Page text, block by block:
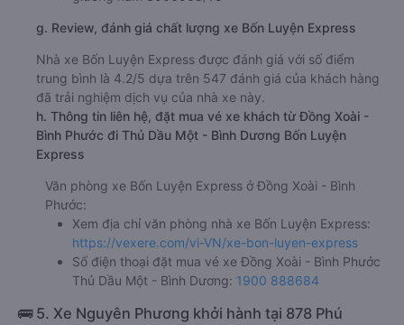
g. Review, đánh giá chất lượng xe Bốn Luyện Express
Nhà xe Bốn Luyện Express được đánh giá với số điểm
trung bình là 4.2/5 dựa trên 547 đánh giá của khách hàng
đã trải nghiệm dịch vụ của nhà xe này.
h. Thông tin liên hệ, đặt mua vé xe khách từ Đồng Xoài -
Bình Phước đi Thủ Dầu Một - Bình Dương Bốn Luyện
Express
Văn phòng xe Bốn Luyện Express ở Đồng Xoài - Bình
Phước:
Xem địa chỉ văn phòng nhà xe Bốn Luyện Express:
https://vexere.com/vi-VN/xe-bon-luyen-express
Số điện thoại đặt mua vé xe Đồng Xoài - Bình Phước
Thủ Dầu Một - Bình Dương: 1900 888684
🚌 5. Xe Nguyên Phương khởi hành tại 878 Phú